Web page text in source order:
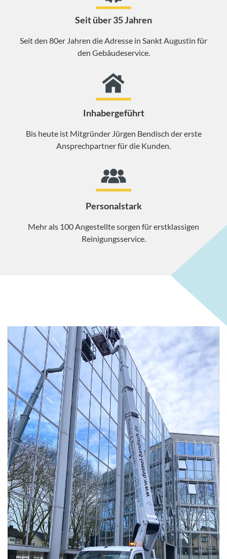
Seit über 35 Jahren
Seit den 80er Jahren die Adresse in Sankt Augustin für
den Gebäudeservice.
Inhabergeführt
Bis heute ist Mitgründer Jürgen Bendisch der erste
Ansprechpartner für die Kunden.
Personalstark
Mehr als 100 Angestellte sorgen für erstklassigen
Reinigungsservice.